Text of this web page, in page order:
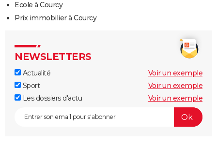
Ecole à Courcy
Prix immobilier à Courcy
NEWSLETTERS
Actualité
Voir un exemple
Sport
Voir un exemple
Les dossiers d'actu
Voir un exemple